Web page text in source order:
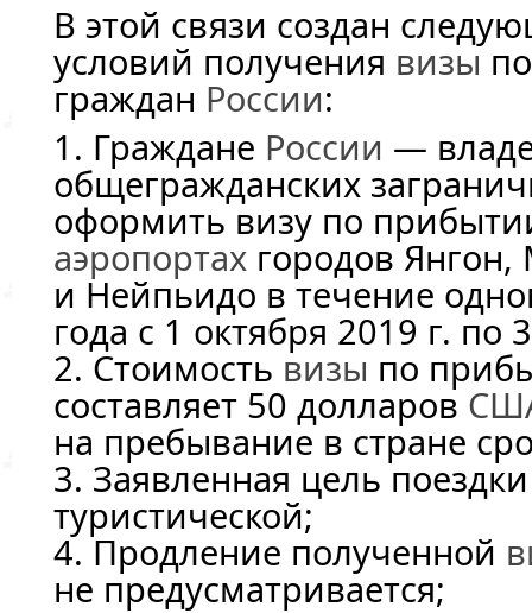
В этой связи создан
условий получения визы
граждан России:
1. Граждане России —
общегражданских
оформить визу по
аэропортах городов
и Нейпьидо в течение
года с 1 октября 2019 г. по
2. Стоимость визы по
составляет 50 долларов
на пребывание в стране
3. Заявленная цель
туристической;
4. Продление полученной
не предусматривается;